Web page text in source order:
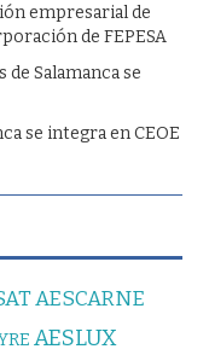
empresarial de
de FEPESA
Salamanca se
se integra en CEOE
AESCARNE
AESLUX